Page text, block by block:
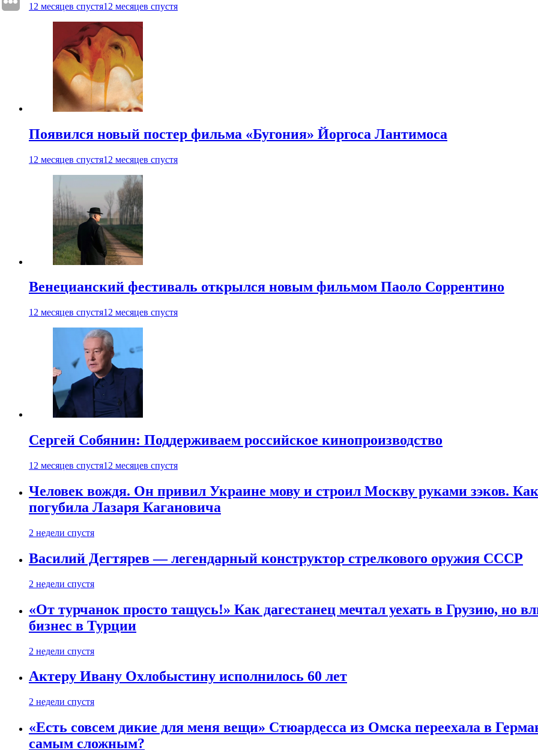
12 месяцев спустя12 месяцев спустя
Появился новый постер фильма «Бугония» Йоргоса Лантимоса
12 месяцев спустя12 месяцев спустя
Венецианский фестиваль открылся новым фильмом Паоло Соррентино
12 месяцев спустя12 месяцев спустя
Сергей Собянин: Поддерживаем российское кинопроизводство
12 месяцев спустя12 месяцев спустя
Человек вождя. Он привил Украине мову и строил Москву руками зэков.
погубила Лазаря Кагановича
2 недели спустя
Василий Дегтярев — легендарный конструктор стрелкового оружия СССР
2 недели спустя
«От турчанок просто тащусь!» Как дагестанец мечтал уехать в Грузию, но
бизнес в Турции
2 недели спустя
Актеру Ивану Охлобыстину исполнилось 60 лет
2 недели спустя
«Есть совсем дикие для меня вещи» Стюардесса из Омска переехала в
самым сложным?